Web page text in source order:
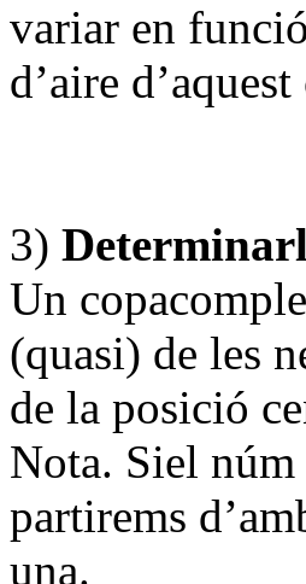
variar en
d’aire
3)
Un
(quasi) de les
de la posició
Nota. Siel núm
partirems
una.